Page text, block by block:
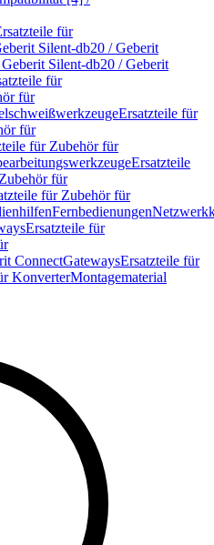
für
Silent-db20 / Geberit
Silent-db20 / Geberit
für
für
Ersatzteile für
für
für Zubehör für
Ersatzteile
Zubehör für
für Zubehör für
Fernbedienungen
Ersatzteile für
ConnectGatewaysErsatzteile für
KonverterMontagematerial